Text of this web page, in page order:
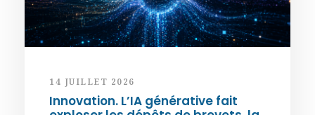
14 JUILLET 2026
Innovation. L’IA générative fait